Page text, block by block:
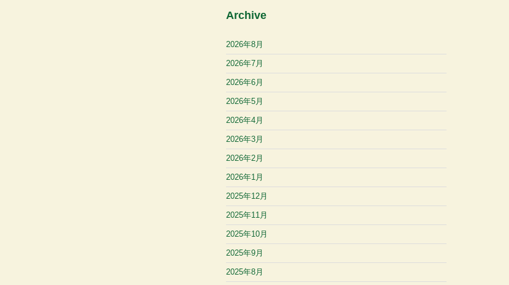
Archive
2026年8月
2026年7月
2026年6月
2026年5月
2026年4月
2026年3月
2026年2月
2026年1月
2025年12月
2025年11月
2025年10月
2025年9月
2025年8月